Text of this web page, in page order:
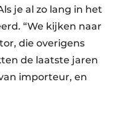
je al zo lang in het
“We kijken naar
die overigens
de laatste jaren
importeur, en